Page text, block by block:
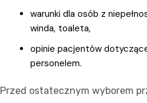
warunki dla osób z
winda, toaleta,
opinie pacjentów
personelem.
Przed ostatecznym wyborem